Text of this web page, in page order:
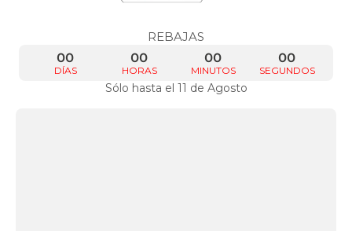
REBAJAS
DÍAS
00
HORAS
00
MINUTOS
00
SEGUNDOS
00
Sólo hasta el 11 de Agosto